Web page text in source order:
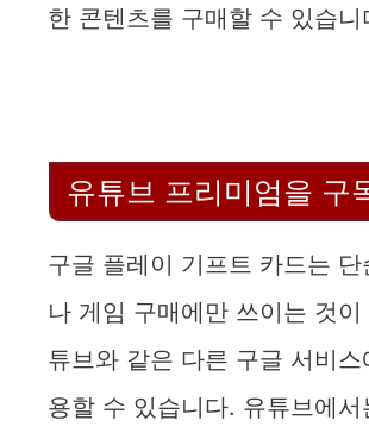
한 콘텐츠를 구매할 수 있습니
유튜브 프리미엄을 구
구글 플레이 기프트 카드는 단
나 게임 구매에만 쓰이는 것
튜브와 같은 다른 구글 서비
용할 수 있습니다. 유튜브에서